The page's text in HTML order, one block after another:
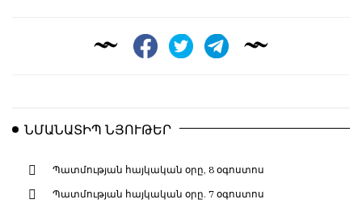
ՆՄԱՆԱՏԻՊ ՆՅՈՒԹԵՐ
Պատմության հայկական օրը, 8 օգոստոս
Պատմության հայկական օրը. 7 օգոստոս